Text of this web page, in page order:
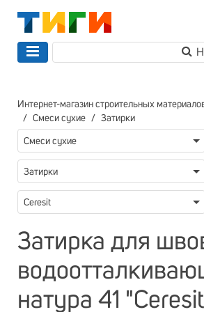
Интернет-магазин строительных
Смеси сухие
Затирки
Смеси сухие
Затирки
Ceresit
Затирка для
натура 41